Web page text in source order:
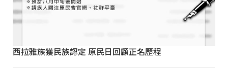
西拉雅族獲民族認定 原民日回顧正名歷程